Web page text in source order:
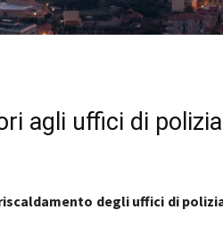
agli uffici di polizia
degli uffici di